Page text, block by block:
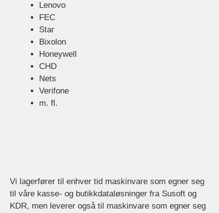
Lenovo
FEC
Star
Bixolon
Honeywell
CHD
Nets
Verifone
m. fl.
Vi lagerfører til enhver tid maskinvare som egner seg
til våre kasse- og butikkdataløsninger fra Susoft og
KDR, men leverer også til maskinvare som egner seg